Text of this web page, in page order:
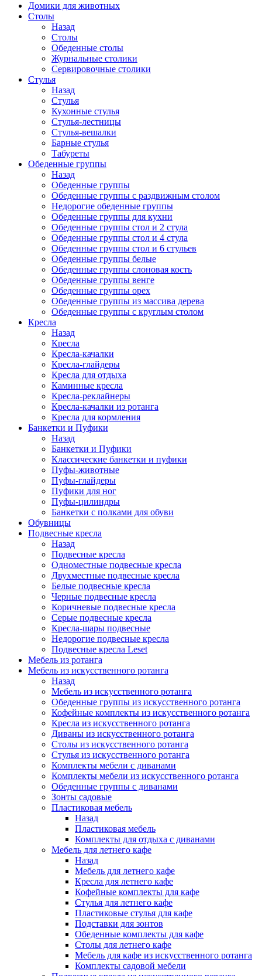
Домики для животных
Столы
Назад
Столы
Обеденные столы
Журнальные столики
Сервировочные столики
Стулья
Назад
Стулья
Кухонные стулья
Стулья-лестницы
Стулья-вешалки
Барные стулья
Табуреты
Обеденные группы
Назад
Обеденные группы
Обеденные группы с раздвижным столом
Недорогие обеденные группы
Обеденные группы для кухни
Обеденные группы стол и 2 стула
Обеденные группы стол и 4 стула
Обеденные группы стол и 6 стульев
Обеденные группы белые
Обеденные группы слоновая кость
Обеденные группы венге
Обеденные группы орех
Обеденные группы из массива дерева
Обеденные группы с круглым столом
Кресла
Назад
Кресла
Кресла-качалки
Кресла-глайдеры
Кресла для отдыха
Каминные кресла
Кресла-реклайнеры
Кресла-качалки из ротанга
Кресла для кормления
Банкетки и Пуфики
Назад
Банкетки и Пуфики
Классические банкетки и пуфики
Пуфы-животные
Пуфы-глайдеры
Пуфики для ног
Пуфы-цилиндры
Банкетки с полками для обуви
Обувницы
Подвесные кресла
Назад
Подвесные кресла
Одноместные подвесные кресла
Двухместные подвесные кресла
Белые подвесные кресла
Черные подвесные кресла
Коричневые подвесные кресла
Серые подвесные кресла
Кресла-шары подвесные
Недорогие подвесные кресла
Подвесные кресла Leset
Мебель из ротанга
Мебель из искусственного ротанга
Назад
Мебель из искусственного ротанга
Обеденные группы из искусственного ротанга
Кофейные комплекты из искусственного ротанга
Кресла из искусственного ротанга
Диваны из искусственного ротанга
Столы из искусственного ротанга
Стулья из искусственного ротанга
Комплекты мебели с диванами
Комплекты мебели из искусственного ротанга
Обеденные группы с диванами
Зонты садовые
Пластиковая мебель
Назад
Пластиковая мебель
Комплекты для отдыха с диванами
Мебель для летнего кафе
Назад
Мебель для летнего кафе
Кресла для летнего кафе
Кофейные комплекты для кафе
Стулья для летнего кафе
Пластиковые стулья для кафе
Подставки для зонтов
Обеденные комплекты для кафе
Столы для летнего кафе
Мебель для кафе из искусственного ротанга
Комплекты садовой мебели